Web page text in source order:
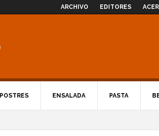
ARCHIVO EDITORES
POSTRES ENSALADA PASTA